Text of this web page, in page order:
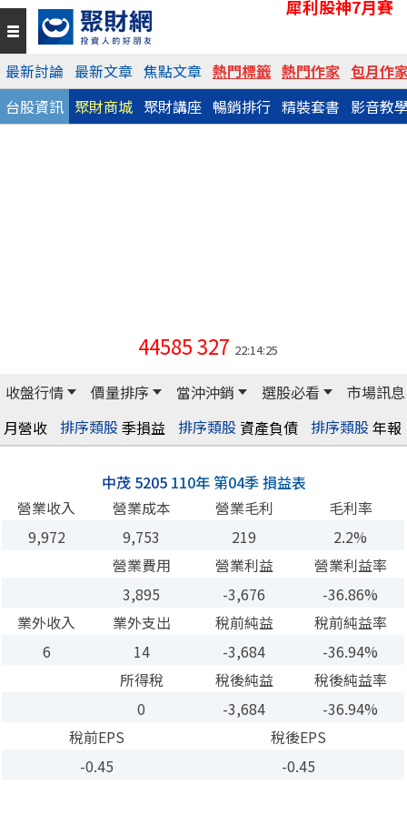
犀利股神7月賽
最新討論 最新文章 焦點文章 熱門標籤 熱門作家 包月作
台股資訊 聚財商城 聚財講座 暢銷排行 精裝套書 影音教
44585327 22:14:25
收盤行情 價量排序 當沖沖銷 選股必看
市場訊息
月營收 排序類股季損益 排序類股 資產負債 排序類股年報
中茂 5205110年 第04季 損益表
營業收入
營業成本 營業毛利
毛利率
9,972
9,753 219
2.2%
營業費用
營業利益
營業利益率
3,895
-3,676
-36.86%
業外收入
業外支出 稅前純益
稅前純益率
6
14 -3,684
-36.94%
所得稅
稅後純益
稅後純益率
0
-3,684
-36.94%
稅前EPS
稅後EPS
-0.45
-0.45